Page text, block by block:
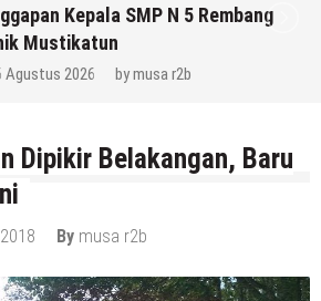
Kepala SMP N 5 Rembang
Mustikatun
Agustus 2026 bymusa r2b
Dipikir Belakangan, Baru
By musa r2b